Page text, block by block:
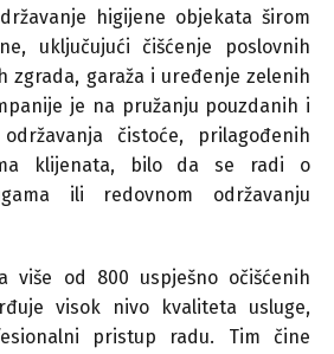
higijene objekata širom
uključujući čišćenje poslovnih
zgrada, garaža i uređenje zelenih
je na pružanju pouzdanih i
čistoće, prilagođenih
klijenata, bilo da se radi o
ili redovnom održavanju
više od 800 uspješno očišćenih
visok nivo kvaliteta usluge,
pristup radu. Tim čine